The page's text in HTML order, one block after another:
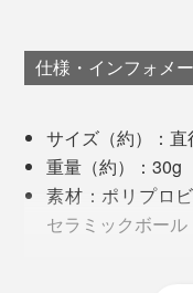
仕様・インフォメ
サイズ（約）：
重量（約）：30g
素材：ポリプロ
セラミックボール